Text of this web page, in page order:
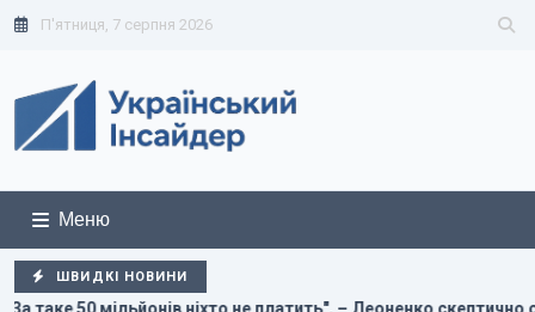
П'ятниця, 7 серпня 2026
Меню
ШВИДКІ НОВИНИ